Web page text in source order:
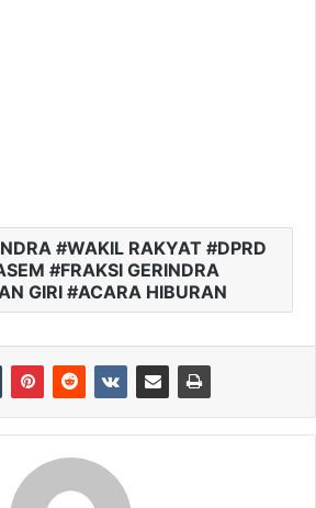
#WAKIL RAKYAT #DPRD
#FRAKSI GERINDRA
GIRI #ACARA HIBURAN